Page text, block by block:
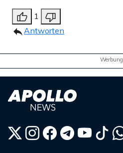
1
Antworten
Werbung